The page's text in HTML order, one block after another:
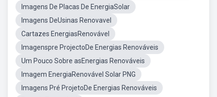
Imagens De Placas De EnergiaSolar
Imagens DeUsinas Renovavel
Cartazes EnergiasRenovável
Imagenspre ProjectoDe Energias Renováveis
Um Pouco Sobre asEnergias Renováveis
Imagem EnergiaRenovável Solar PNG
Imagens Pré ProjetoDe Energias Renováveis